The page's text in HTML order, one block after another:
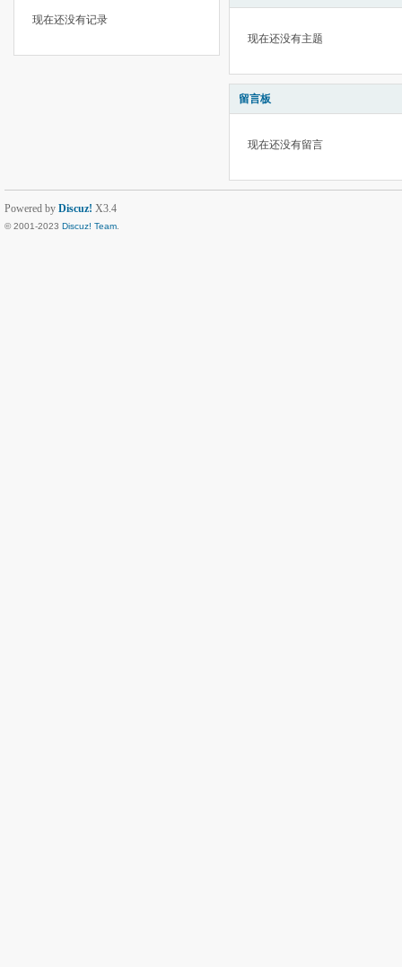
现在还没有记录
现在还没有主题
留言板
现在还没有留言
Powered by Discuz! X3.4
© 2001-2023 Discuz! Team